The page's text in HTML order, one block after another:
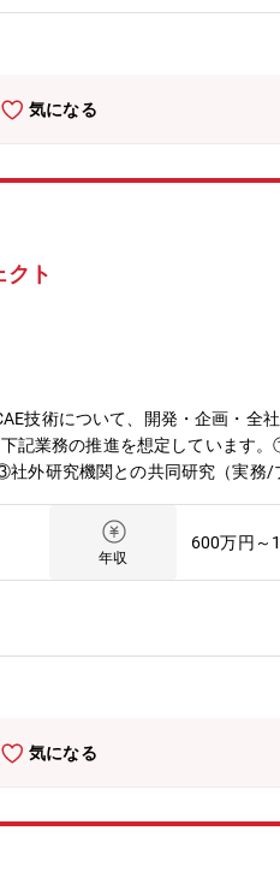
方とモータースポーツから得た
の業務イメージ＞・GR量産ス
ションをもとに、より良い性能
身のスキル向上だけでなく、人
モータースポーツに興味がある
気になる
ト
技術について、開発・企画・全
記業務の推進を想定しています
外研究機関との共同研究（実務/
けるためには、CAE、AIをはじ
を、幅広い視点/自由な発想から
、業界No.1の開発力をグローバ
通じて、設計業務の効率化や、製
メンバーが在籍しており、総力
ます。【職場情報】 DS技術開発
ョンとした組織です。様々な分
CAE両面での知見・スキル習得
年収
600万円～
気になる